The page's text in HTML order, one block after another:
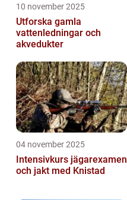
10 november 2025
Utforska gamla
vattenledningar och
akvedukter
04 november 2025
Intensivkurs jägarexamen
och jakt med Knistad